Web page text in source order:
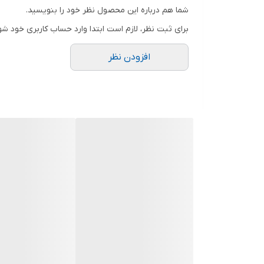
شما هم درباره این محصول نظر خود را بنویسید.
برای ثبت نظر، لازم است ابتدا وارد حساب کاربری خود
افزودن نظر